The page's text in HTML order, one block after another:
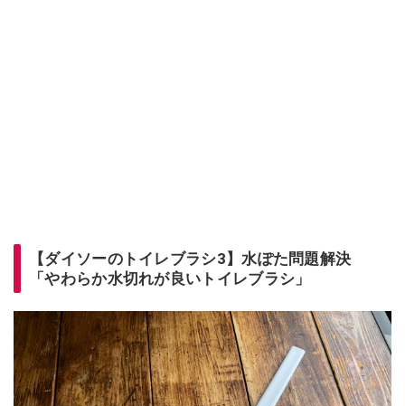
【ダイソーのトイレブラシ3】水ぽた問題解決
「やわらか水切れが良いトイレブラシ」